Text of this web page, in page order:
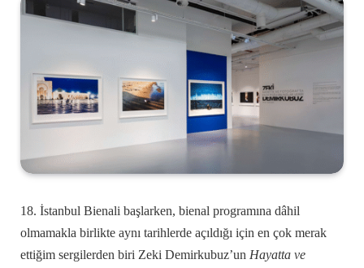
18. İstanbul Bienali başlarken, bienal programına dâhil
olmamakla birlikte aynı tarihlerde açıldığı için en çok merak
ettiğim sergilerden biri Zeki Demirkubuz’un Hayatta ve